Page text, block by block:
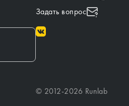
Задать вопрос
© 2012-2026 Runlab